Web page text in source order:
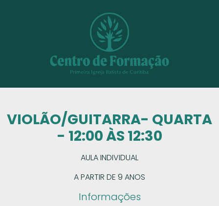
VIOLÃO/GUITARRA- QUARTA
- 12:00 ÀS 12:30
AULA INDIVIDUAL
A PARTIR DE 9 ANOS
Informações